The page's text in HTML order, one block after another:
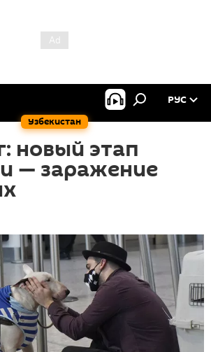
Узбекистан
РУС
новый этап
— заражение